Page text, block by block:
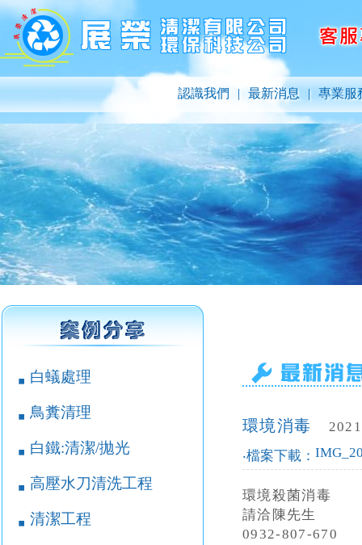
認識我們 | 最新消息 | 專業服
￭ 白蟻處理
￭ 鳥糞清理
￭ 白鐵:清潔/拋光
￭ 高壓水刀清洗工程
￭ 清潔工程
環境消毒
‧檔案下載：
環境殺菌消毒
請洽陳先生
0932-807-670